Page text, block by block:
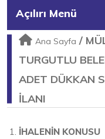
Açılırı Menü
Ana Sayfa /
TURGUTLU
ADET DÜKKAN
İLANI
İHALENİN KONUSU